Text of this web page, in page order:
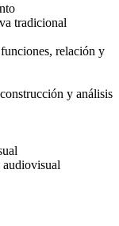
tradicional
relación y
y análisis